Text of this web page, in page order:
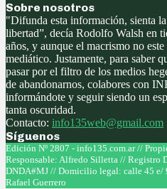
Sobre nosotros
"Difunda esta información, sienta
libertad”, decía Rodolfo Walsh en
años, y aunque el macrismo no
mediático. Justamente, para saber
pasar por el filtro de los medios
de abandonarnos, colabores con
informándote y seguir siendo un
tanta oscuridad.
Contacto: info135web@gmail.com
Síguenos
Facebook
Twitter
Instagram
Youtube
Edición Nº 2807 - info135.com.ar //
Responsable: Alfredo Silletta // Registro
DNDA#MJ // Domicilio legal: calle 45 e/
Rafael Guerrero